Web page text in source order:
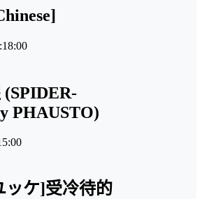
PHAUSTO)
ッケ]受冷待的